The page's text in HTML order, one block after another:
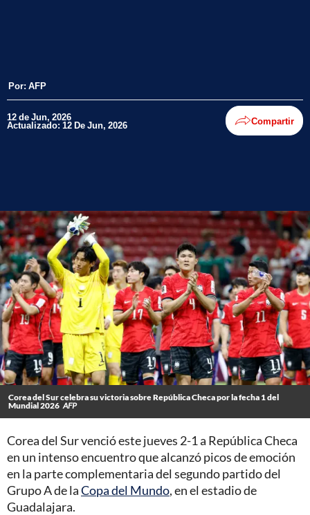
Por: AFP
12 de Jun, 2026
Actualizado: 12 De Jun, 2026 Compartir
Corea del Sur celebra su victoria sobre República Checa por la fecha 1 del
Mundial 2026 AFP
Corea del Sur venció este jueves 2-1 a República Checa
en un intenso encuentro que alcanzó picos de emoción
en la parte complementaria del segundo partido del
Grupo A de laCopa del Mundo, en el estadio de
Guadalajara.